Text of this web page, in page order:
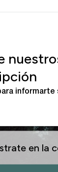
informarte
en la